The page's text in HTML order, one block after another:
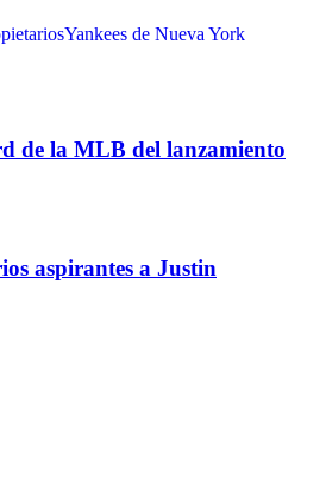
Yankees de Nueva York
de la MLB del lanzamiento
aspirantes a Justin